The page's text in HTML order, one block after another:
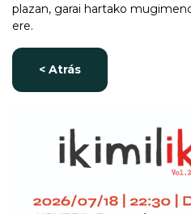
plazan, garai hartako
ere.
< Atrás